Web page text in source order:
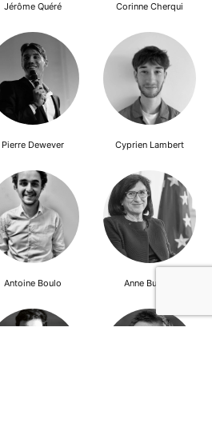
Jérôme Quéré Corinne Cherqui
Pierre Dewever Cyprien Lambert
Antoine Boulo Anne Bucher